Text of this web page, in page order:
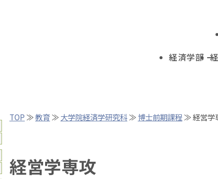
経済学部
TOP ≫教育≫大学院経済学研究科≫博士前期課程≫ 経営学
経営学専攻